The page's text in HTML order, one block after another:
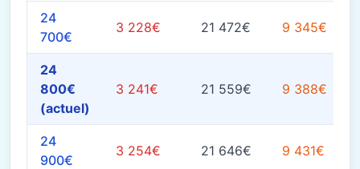
24
700€
3 228€ 21 472€ 9 345€
24
800€
(actuel)
3 241€ 21 559€ 9 388€
24
900€
3 254€ 21 646€ 9 431€